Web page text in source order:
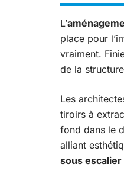
L’
place pour
vraiment.
de la
Les
tiroirs à
fond dans le
alliant
sous escalier